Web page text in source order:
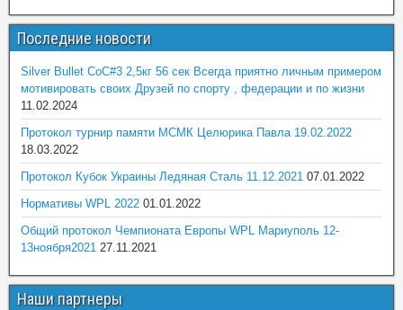
Последние новости
Silver Bullet CoC#3 2,5кг 56 сек Всегда приятно личным примером
мотивировать своих Друзей по спорту , федерации и по жизни
11.02.2024
Протокол турнир памяти МСМК Целюрика Павла 19.02.2022
18.03.2022
Протокол Кубок Украины Ледяная Сталь 11.12.2021 07.01.2022
Нормативы WPL 2022 01.01.2022
Общий протокол Чемпионата Европы WPL Мариуполь 12-
13ноября2021 27.11.2021
Наши партнеры